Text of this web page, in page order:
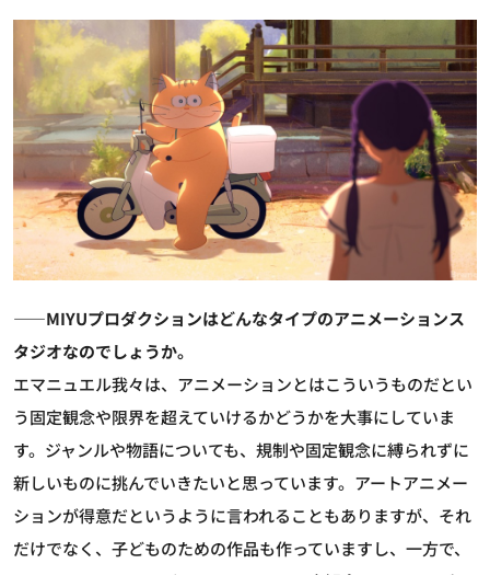
――MIYUプロダクションはどんなタイプのアニメーションス
タジオなのでしょうか。
エマニュエル我々は、アニメーションとはこういうものだとい
う固定観念や限界を超えていけるかどうかを大事にしていま
す。ジャンルや物語についても、規制や固定観念に縛られずに
新しいものに挑んでいきたいと思っています。アートアニメー
ションが得意だというように言われることもありますが、それ
だけでなく、子どものための作品も作っていますし、一方で、